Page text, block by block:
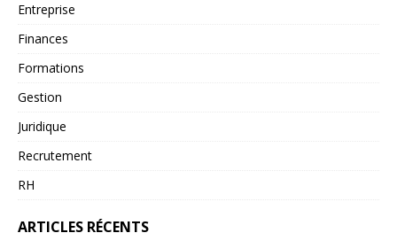
Entreprise
Finances
Formations
Gestion
Juridique
Recrutement
RH
ARTICLES RÉCENTS